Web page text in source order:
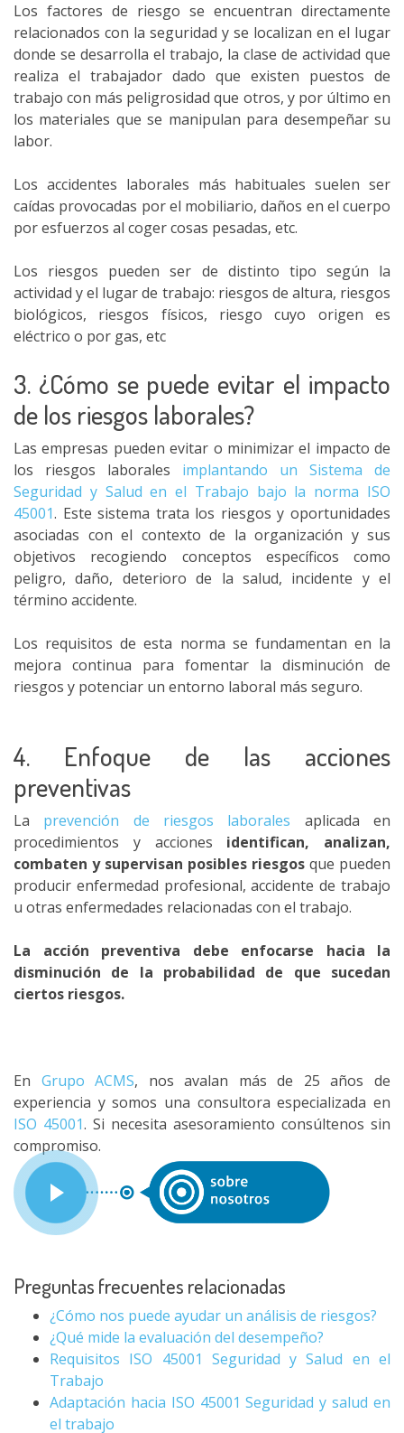
Los factores de riesgo se encuentran directamente
relacionados con la seguridad y se localizan en el lugar
donde se desarrolla el trabajo, la clase de actividad que
realiza el trabajador dado que existen puestos de
trabajo con más peligrosidad que otros, y por último en
los materiales que se manipulan para desempeñar su
labor.
Los accidentes laborales más habituales suelen ser
caídas provocadas por el mobiliario, daños en el cuerpo
por esfuerzos al coger cosas pesadas, etc.
Los riesgos pueden ser de distinto tipo según la
actividad y el lugar de trabajo: riesgos de altura, riesgos
biológicos, riesgos físicos, riesgo cuyo origen es
eléctrico o por gas, etc
3. ¿Cómo se puede evitar el impacto
de los riesgos laborales?
Las empresas pueden evitar o minimizar el impacto de
los riesgos laborales implantando un Sistema de
Seguridad y Salud en el Trabajo bajo la norma ISO
45001. Este sistema trata los riesgos y oportunidades
asociadas con el contexto de la organización y sus
objetivos recogiendo conceptos específicos como
peligro, daño, deterioro de la salud, incidente y el
término accidente.
Los requisitos de esta norma se fundamentan en la
mejora continua para fomentar la disminución de
riesgos y potenciar un entorno laboral más seguro.
4. Enfoque de las acciones
preventivas
La prevención de riesgos laborales aplicada en
procedimientos y acciones identifican, analizan,
combaten y supervisan posibles riesgos que pueden
producir enfermedad profesional, accidente de trabajo
u otras enfermedades relacionadas con el trabajo.
La acción preventiva debe enfocarse hacia la
disminución de la probabilidad de que sucedan
ciertos riesgos.
En Grupo ACMS, nos avalan más de 25 años de
experiencia y somos una consultora especializada en
ISO 45001. Si necesita asesoramiento consúltenos sin
compromiso.
Preguntas frecuentes relacionadas
¿Cómo nos puede ayudar un análisis de riesgos?
¿Qué mide la evaluación del desempeño?
Requisitos ISO 45001 Seguridad y Salud en el
Trabajo
Adaptación hacia ISO 45001 Seguridad y salud en
el trabajo